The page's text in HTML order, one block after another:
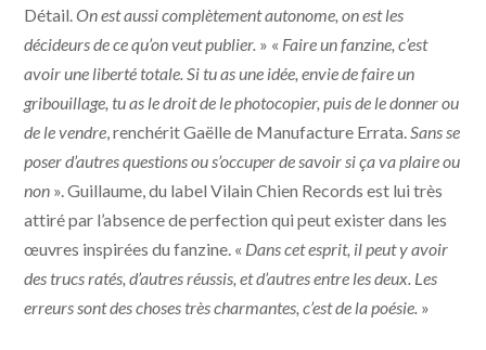
Détail.On est aussi complètement autonome, on est les
décideurs de ce qu’on veut publier. » « Faire un fanzine, c’est
avoir une liberté totale. Si tu as une idée, envie de faire un
gribouillage, tu as le droit de le photocopier, puis de le donner ou
de le vendre, renchérit Gaëlle de Manufacture Errata.Sans se
poser d’autres questions ou s’occuper de savoir si ça va plaire ou
non ». Guillaume, du label Vilain Chien Records est lui très
attiré par l’absence de perfection qui peut exister dans les
œuvres inspirées du fanzine. « Dans cet esprit, il peut y avoir
des trucs ratés, d’autres réussis, et d’autres entre les deux. Les
erreurs sont des choses très charmantes, c’est de la poésie. »